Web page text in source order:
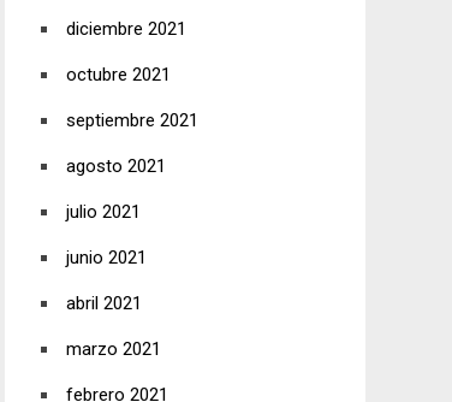
diciembre 2021
octubre 2021
septiembre 2021
agosto 2021
julio 2021
junio 2021
abril 2021
marzo 2021
febrero 2021